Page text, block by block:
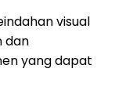
visual
dan
yang dapat